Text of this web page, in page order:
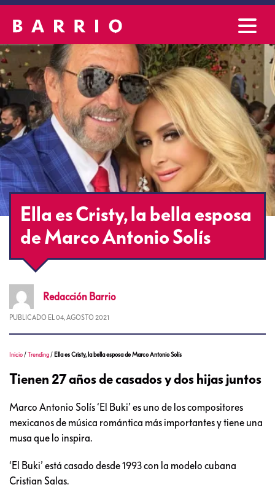
Ella es Cristy, la bella esposa
de Marco Antonio Solís
Redacción Barrio
PUBLICADO EL 04, AGOSTO 2021
Inicio /Trending / Ella es Cristy, la bella esposa de Marco Antonio Solís
Tienen 27 años de casados y dos hijas juntos
Marco Antonio Solís ‘El Buki’ es uno de los compositores
mexicanos de música romántica más importantes y tiene una
musa que lo inspira.
‘El Buki’ está casado desde 1993 con la modelo cubana
Cristian Salas.